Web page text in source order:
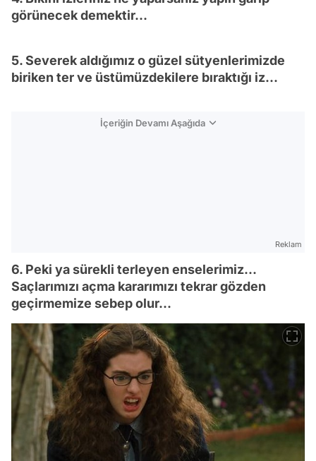
görünecek demektir...
5. Severek aldığımız o güzel sütyenlerimizde
biriken ter ve üstümüzdekilere bıraktığı iz...
İçeriğin Devamı Aşağıda
Reklam
6. Peki ya sürekli terleyen enselerimiz...
Saçlarımızı açma kararımızı tekrar gözden
geçirmemize sebep olur...